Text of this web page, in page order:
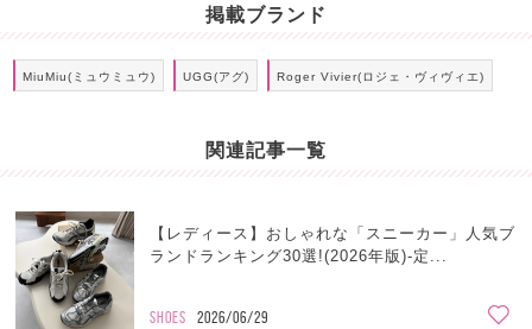
掲載ブランド
MiuMiu(ミュウミュウ) UGG(アグ) Roger Vivier(ロジェ・ヴィヴィエ)
関連記事一覧
【レディース】おしゃれな「スニーカー」人気ブ
ランドランキング30選!(2026年版)-定...
SHOES 2026/06/29